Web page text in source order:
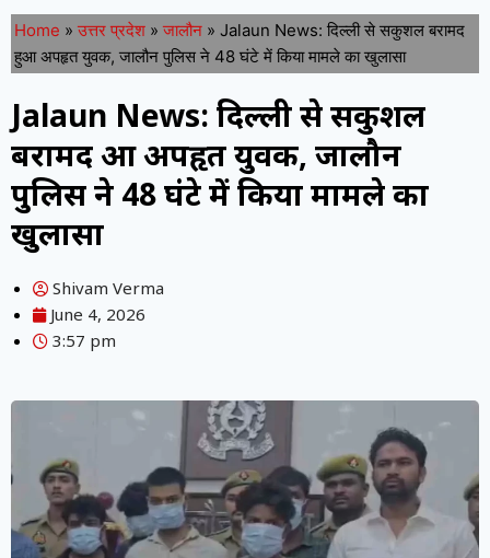
Home » उत्तर प्रदेश » जालौन » Jalaun News: दिल्ली से सकुशल बरामद
हुआ अपहृत युवक, जालौन पुलिस ने 48 घंटे में किया मामले का खुलासा
Jalaun News: दिल्ली से सकुशल
बरामद हुआ अपहृत युवक, जालौन
पुलिस ने 48 घंटे में किया मामले का
खुलासा
Shivam Verma
June 4, 2026
3:57 pm